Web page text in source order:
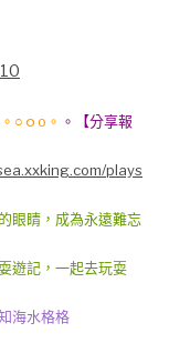
○ｏo。 。【分享報
plays
眼睛，成為永遠難忘
遊記，一起去玩耍
海水格格